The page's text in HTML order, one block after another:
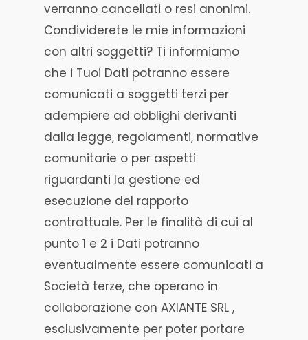
verranno cancellati o resi anonimi.
Condividerete le mie informazioni
con altri soggetti? Ti informiamo
che i Tuoi Dati potranno essere
comunicati a soggetti terzi per
adempiere ad obblighi derivanti
dalla legge, regolamenti, normative
comunitarie o per aspetti
riguardanti la gestione ed
esecuzione del rapporto
contrattuale. Per le finalità di cui al
punto 1 e 2 i Dati potranno
eventualmente essere comunicati a
Società terze, che operano in
collaborazione con AXIANTE SRL ,
esclusivamente per poter portare